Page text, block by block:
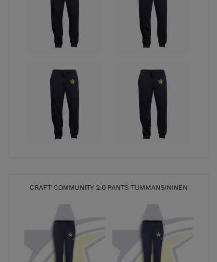
tilauksessa antamien osoitetietojen mukaisesti.
Lisätietoja: shop@topo.fi | 045-104 0505
CRAFT COMMUNITY 2.0 PANTS TUMMANSININEN